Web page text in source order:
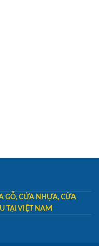
GỖ, CỬA NHỰA, CỬA
TẠI VIỆT NAM